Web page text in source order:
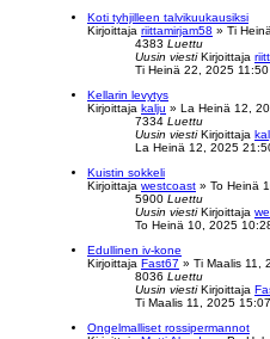
Koti tyhjilleen talvikuukausiksi
Kirjoittaja riittamirjam58 » Ti
4383 Luettu
Uusin viestiKirjoittaja
Ti Heinä 22, 2025 11:50
Kellarin levytys
Kirjoittaja kalju » La Heinä 12,
7334 Luettu
Uusin viestiKirjoittaja
La Heinä 12, 2025
Kuistin sokkeli
Kirjoittaja westcoast » To Heinä
5900 Luettu
Uusin viestiKirjoittaja
To Heinä 10, 2025
Edullinen iv-kone
Kirjoittaja Fast67 » Ti Maalis 11,
8036 Luettu
Uusin viestiKirjoittaja
Ti Maalis 11, 2025 15:07
Ongelmalliset rossipermannot